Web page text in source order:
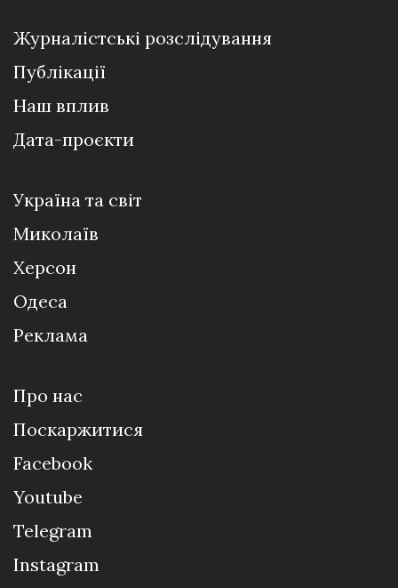
Журналістські розслідування
Публікації
Наш вплив
Дата-проєкти
Україна та світ
Миколаїв
Херсон
Одеса
Реклама
Про нас
Поскаржитися
Facebook
Youtube
Telegram
Instagram